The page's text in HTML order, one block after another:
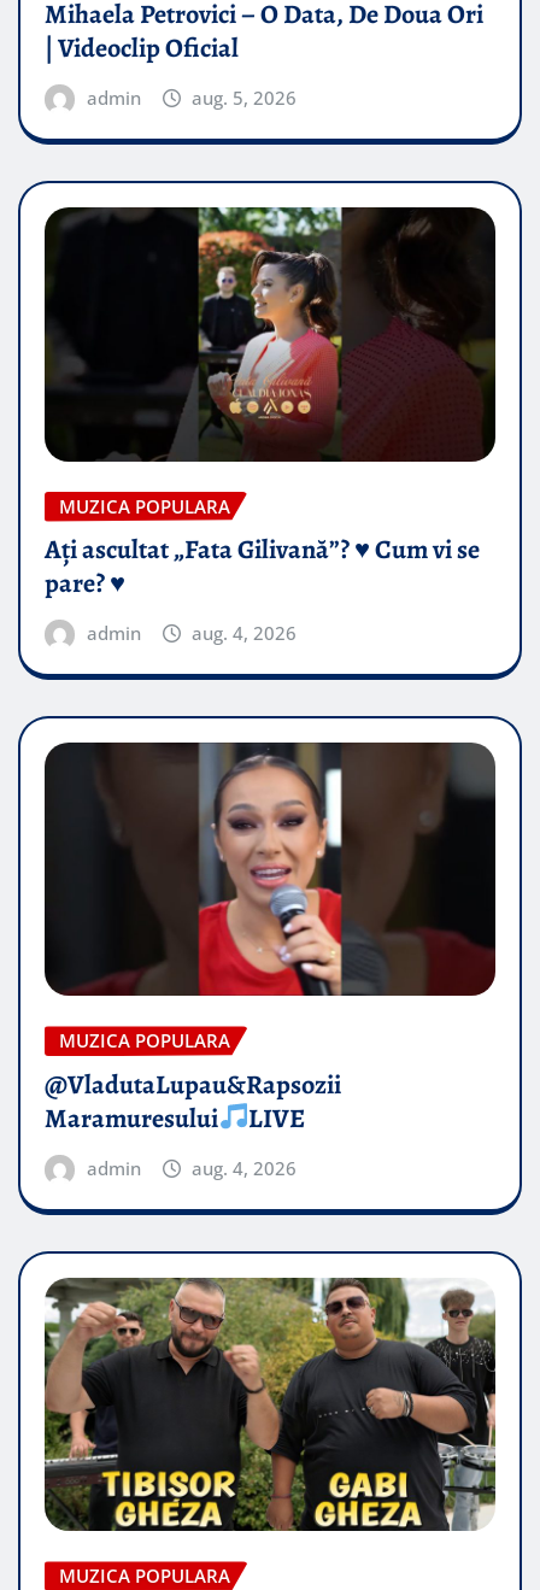
Mihaela Petrovici – O Data, De Doua Ori
| Videoclip Oficial
admin aug. 5, 2026
MUZICA POPULARA
Ați ascultat „Fata Gilivană”? ♥️ Cum vi se
pare? ♥️
admin aug. 4, 2026
MUZICA POPULARA
@VladutaLupau&Rapsozii
Maramuresului
LIVE
admin aug. 4, 2026
MUZICA POPULARA